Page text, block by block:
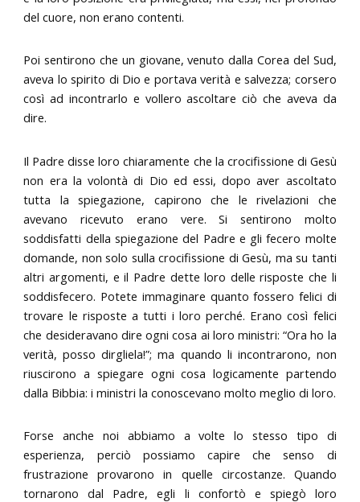
del cuore, non erano contenti.
Poi sentirono che un giovane, venuto dalla Corea del Sud,
aveva lo spirito di Dio e portava verità e salvezza; corsero
così ad incontrarlo e vollero ascoltare ciò che aveva da
dire.
Il Padre disse loro chiaramente che la crocifissione di Gesù
non era la volontà di Dio ed essi, dopo aver ascoltato
tutta la spiegazione, capirono che le rivelazioni che
avevano ricevuto erano vere. Si sentirono molto
soddisfatti della spiegazione del Padre e gli fecero molte
domande, non solo sulla crocifissione di Gesù, ma su tanti
altri argomenti, e il Padre dette loro delle risposte che li
soddisfecero. Potete immaginare quanto fossero felici di
trovare le risposte a tutti i loro perché. Erano così felici
che desideravano dire ogni cosa ai loro ministri: “Ora ho la
verità, posso dirgliela!”; ma quando li incontrarono, non
riuscirono a spiegare ogni cosa logicamente partendo
dalla Bibbia: i ministri la conoscevano molto meglio di loro.
Forse anche noi abbiamo a volte lo stesso tipo di
esperienza, perciò possiamo capire che senso di
frustrazione provarono in quelle circostanze. Quando
tornarono dal Padre, egli li confortò e spiegò loro